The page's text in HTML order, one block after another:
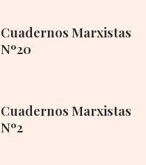
Cuadernos Marxistas
Nº20
Cuadernos Marxistas
Nº2